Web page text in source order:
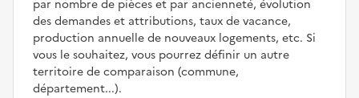
par nombre de pièces et par ancienneté, évolution
des demandes et attributions, taux de vacance,
production annuelle de nouveaux logements, etc. Si
vous le souhaitez, vous pourrez définir un autre
territoire de comparaison (commune,
département...).